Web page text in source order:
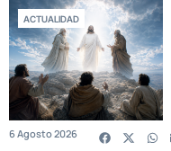
ACTUALIDAD
6 Agosto 2026